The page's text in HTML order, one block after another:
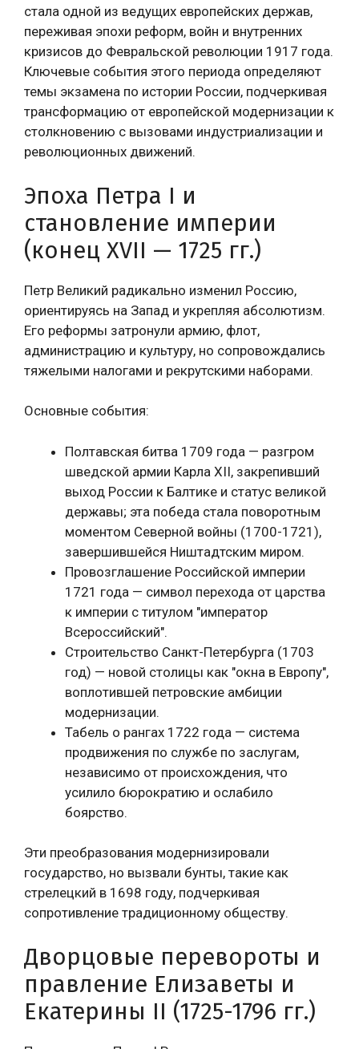
стала одной из ведущих европейских держав,
переживая эпохи реформ, войн и внутренних
кризисов до Февральской революции 1917 года.
Ключевые события этого периода определяют
темы экзамена по истории России, подчеркивая
трансформацию от европейской модернизации к
столкновению с вызовами индустриализации и
революционных движений.
Эпоха Петра I и
становление империи
(конец XVII — 1725 гг.)
Петр Великий радикально изменил Россию,
ориентируясь на Запад и укрепляя абсолютизм.
Его реформы затронули армию, флот,
администрацию и культуру, но сопровождались
тяжелыми налогами и рекрутскими наборами.
Основные события:
Полтавская битва 1709 года — разгром
шведской армии Карла XII, закрепивший
выход России к Балтике и статус великой
державы; эта победа стала поворотным
моментом Северной войны (1700-1721),
завершившейся Ништадтским миром.
Провозглашение Российской империи
1721 года — символ перехода от царства
к империи с титулом "император
Всероссийский".
Строительство Санкт-Петербурга (1703
год) — новой столицы как "окна в Европу",
воплотившей петровские амбиции
модернизации.
Табель о рангах 1722 года — система
продвижения по службе по заслугам,
независимо от происхождения, что
усилило бюрократию и ослабило
боярство.
Эти преобразования модернизировали
государство, но вызвали бунты, такие как
стрелецкий в 1698 году, подчеркивая
сопротивление традиционному обществу.
Дворцовые перевороты и
правление Елизаветы и
Екатерины II (1725-1796 гг.)